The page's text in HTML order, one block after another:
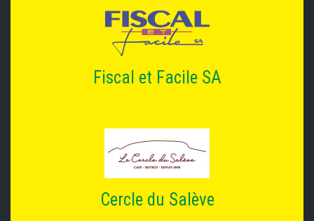
Fiscal et Facile SA
Cercle du Salève